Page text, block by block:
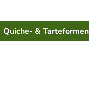
Quiche- & Tarteformen